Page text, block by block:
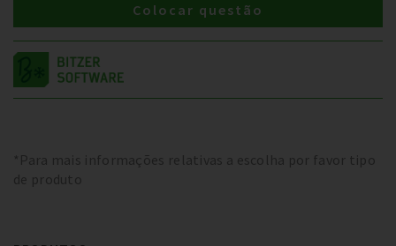
Colocar questão
*Para mais informações relativas a escolha por favor tipo
de produto